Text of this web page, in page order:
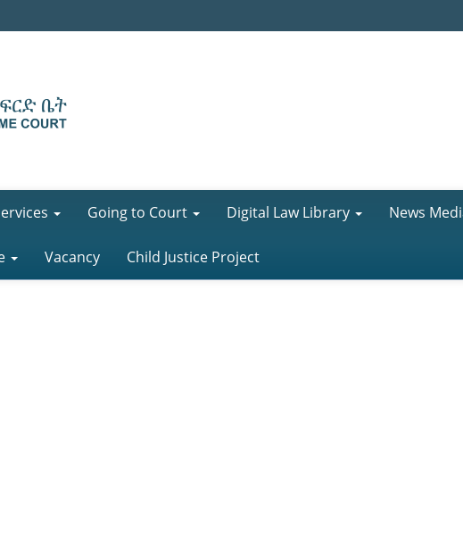
Going to Court Digital Law Library News
Vacancy Child Justice Project